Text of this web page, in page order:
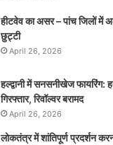
हीटवेव का असर – पांच जिलों में
छुट्टी
April 26, 2026
हल्द्वानी में सनसनीखेज फायरिंग:
गिरफ्तार, रिवॉल्वर बरामद
April 26, 2026
लोकतंत्र में शांतिपूर्ण प्रदर्शन